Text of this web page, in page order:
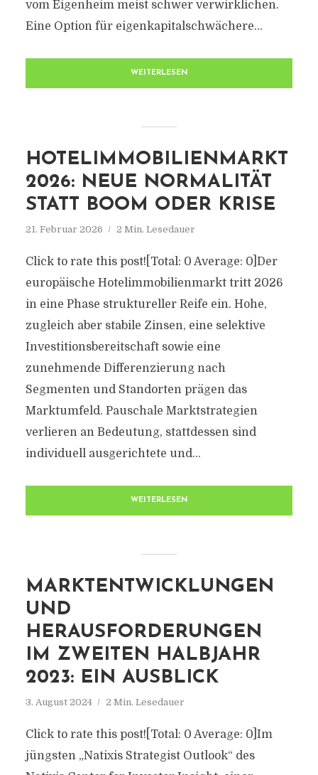
vom Eigenheim meist schwer verwirklichen.
Eine Option für eigenkapitalschwächere...
WEITERLESEN
HOTELIMMOBILIENMARKT
2026: NEUE NORMALITÄT
STATT BOOM ODER KRISE
21. Februar 2026 2 Min. Lesedauer
Click to rate this post![Total: 0 Average: 0]Der
europäische Hotelimmobilienmarkt tritt 2026
in eine Phase struktureller Reife ein. Hohe,
zugleich aber stabile Zinsen, eine selektive
Investitionsbereitschaft sowie eine
zunehmende Differenzierung nach
Segmenten und Standorten prägen das
Marktumfeld. Pauschale Marktstrategien
verlieren an Bedeutung, stattdessen sind
individuell ausgerichtete und...
WEITERLESEN
MARKTENTWICKLUNGEN
UND
HERAUSFORDERUNGEN
IM ZWEITEN HALBJAHR
2023: EIN AUSBLICK
3. August 2024 2 Min. Lesedauer
Click to rate this post![Total: 0 Average: 0]Im
jüngsten „Natixis Strategist Outlook“ des